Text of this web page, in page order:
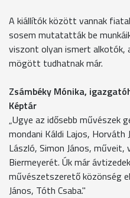
A kiállítók között vannak
sosem mutatatták be
viszont olyan ismert alkotók,
mögött tudhatnak már.
Zsámbéky Mónika,
Képtár
„Ugye az idősebb művészek
mondani Káldi Lajos,
László, Simon János, műveit,
Biermeyerét. Úk már
művészetszerető közönség
János, Tóth Csaba."